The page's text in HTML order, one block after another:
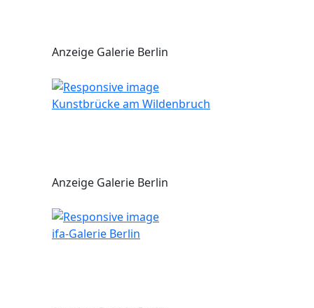
Anzeige Galerie Berlin
Kunstbrücke am Wildenbruch
Anzeige Galerie Berlin
ifa-Galerie Berlin